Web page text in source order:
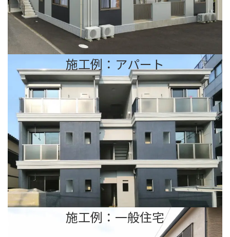
施工例：アパート
施工例：一般住宅